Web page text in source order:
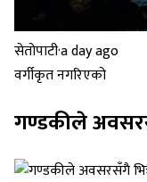
सेतोपाटी·a day ago
वर्गीकृत नगरिएको
गण्डकीले